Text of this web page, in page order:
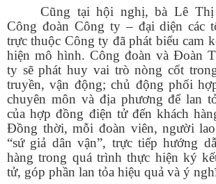
Cũng tại hội nghị, bà Lê
Công đoàn Công ty – đại diện các
trực thuộc Công ty đã phát biểu cam
hiện mô hình. Công đoàn và Đoàn
ty sẽ phát huy vai trò nòng cốt
truyền, vận động; chủ động phối
chuyên môn và địa phương để lan
của hợp đồng điện tử đến khách
Đồng thời, mỗi đoàn viên, người
“sứ giả dân vận”, trực tiếp hướng
hàng trong quá trình thực hiện ký
tử, góp phần lan tỏa hiệu quả và ý